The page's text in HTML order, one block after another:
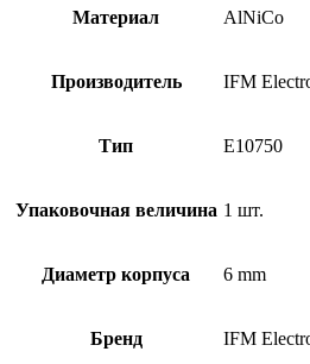
Материал AlNiCo
Производитель IFM
Тип E10750
Упаковочная величина 1 шт.
Диаметр корпуса 6 mm
Бренд IFM